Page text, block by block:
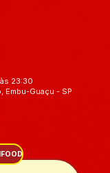
23:30
Embu-Guaçu - SP